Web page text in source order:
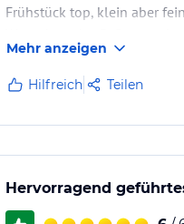
Frühstück top, klein aber
Mehr anzeigen
Hilfreich Teilen
Hervorragend